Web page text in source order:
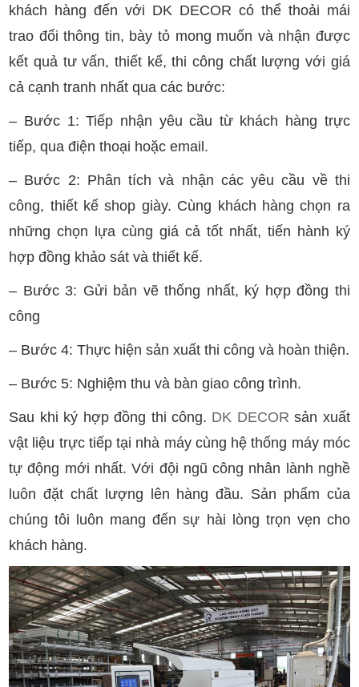
khách hàng đến với DK DECOR có thể thoải mái
trao đổi thông tin, bày tỏ mong muốn và nhận được
kết quả tư vấn, thiết kế, thi công chất lượng với giá
cả cạnh tranh nhất qua các bước:
– Bước 1: Tiếp nhận yêu cầu từ khách hàng trực
tiếp, qua điện thoại hoặc email.
– Bước 2: Phân tích và nhận các yêu cầu về thi
công, thiết kế shop giày. Cùng khách hàng chọn ra
những chọn lựa cùng giá cả tốt nhất, tiến hành ký
hợp đồng khảo sát và thiết kế.
– Bước 3: Gửi bản vẽ thống nhất, ký hợp đồng thi
công
– Bước 4: Thực hiện sản xuất thi công và hoàn thiện.
– Bước 5: Nghiệm thu và bàn giao công trình.
Sau khi ký hợp đồng thi công. DK DECOR sản xuất
vật liệu trực tiếp tại nhà máy cùng hệ thống máy móc
tự động mới nhất. Với đội ngũ công nhân lành nghề
luôn đặt chất lượng lên hàng đầu. Sản phẩm của
chúng tôi luôn mang đến sự hài lòng trọn vẹn cho
khách hàng.